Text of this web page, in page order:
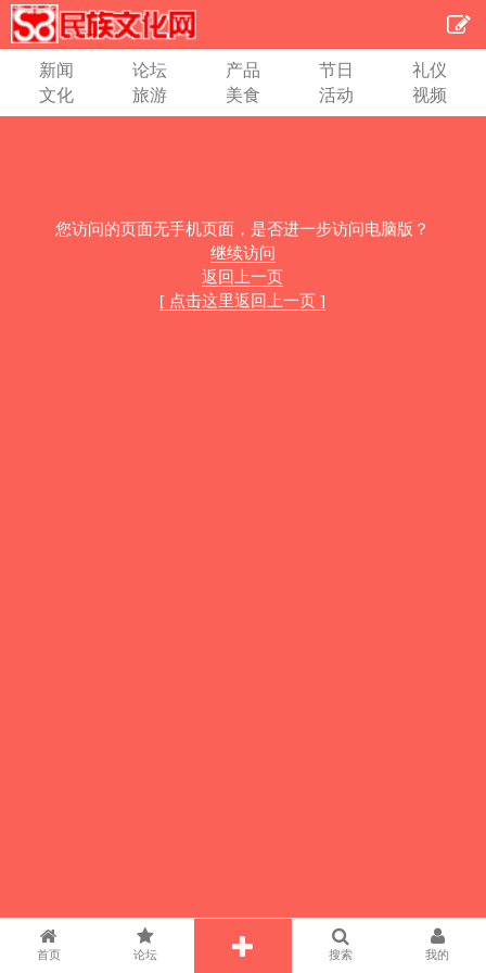
新闻 论坛 产品 节日
礼仪
文化
旅游 美食 活动 视频
您访问的页面无手机页面，是否进一步访问电脑版？
继续访问
返回上一页
[ 点击这里返回上一页 ]
首页 论坛 搜索 我的